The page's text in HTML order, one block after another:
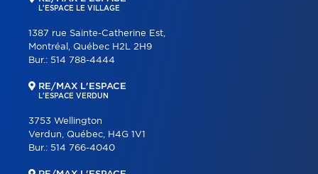
L'ESPACE LE VILLAGE
1387 rue Sainte-Catherine Est,
Montréal, Québec H2L 2H9
Bur.: 514 788-4444
RE/MAX L'ESPACE
L'ESPACE VERDUN
3753 Wellington
Verdun, Québec, H4G 1V1
Bur.: 514 766-4040